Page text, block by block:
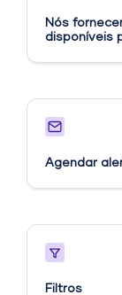
Nós
disponíveis
Agendar
Filtros